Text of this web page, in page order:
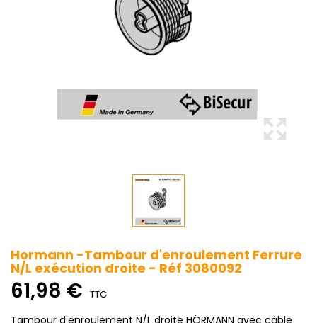
Hormann -Tambour d'enroulement Ferrure
N/L exécution droite - Réf 3080092
61,98 € TTC
Tambour d'enroulement N/L droite HÖRMANN avec câble